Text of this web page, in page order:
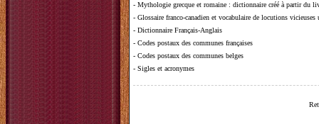
- Mythologie grecque et romaine : dictionnaire créé à partir du
- Glossaire franco-canadien et vocabulaire de locutions vicieuses
- Dictionnaire Français-Anglais
- Codes postaux des communes françaises
- Codes postaux des communes belges
- Sigles et acronymes